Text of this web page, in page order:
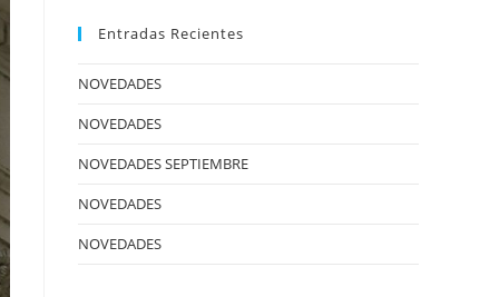
Entradas Recientes
NOVEDADES
NOVEDADES
NOVEDADES SEPTIEMBRE
NOVEDADES
NOVEDADES